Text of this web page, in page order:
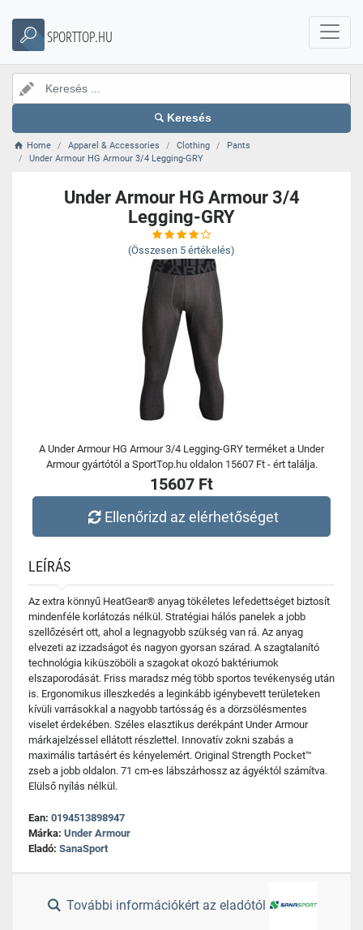
SPORTTOP.HU
Keresés
Home Apparel & Accessories Clothing
Pants
Under Armour HG Armour 3/4 Legging-GRY
Under Armour HG Armour 3/4
Legging-GRY
(Összesen 5 értékelés)
A Under Armour HG Armour 3/4 Legging-GRY terméket a Under
Armour gyártótól a SportTop.hu oldalon 15607 Ft - ért találja.
15607 Ft
Ellenőrizd az elérhetőséget
LEÍRÁS
Az extra könnyű HeatGear® anyag tökéletes lefedettséget biztosít
mindenféle korlátozás nélkül. Stratégiai hálós panelek a jobb
szellőzésért ott, ahol a legnagyobb szükség van rá. Az anyag
elvezeti az izzadságot és nagyon gyorsan szárad. A szagtalanító
technológia kiküszöböli a szagokat okozó baktériumok
elszaporodását. Friss maradsz még több sportos tevékenység után
is. Ergonomikus illeszkedés a leginkább igénybevett területeken
kívüli varrásokkal a nagyobb tartósság és a dörzsölésmentes
viselet érdekében. Széles elasztikus derékpánt Under Armour
márkajelzéssel ellátott részlettel. Innovatív zokni szabás a
maximális tartásért és kényelemért. Original Strength Pocket™
zseb a jobb oldalon. 71 cm-es lábszárhossz az ágyéktól számítva.
Elülső nyílás nélkül.
Ean: 0194513898947
Márka: Under Armour
Eladó: SanaSport
További információkért az eladótól